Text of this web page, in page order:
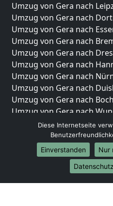
Umzug von Gera nach
Umzug von Gera nach
Umzug von Gera nach
Umzug von Gera nach
Umzug von Gera nach
Umzug von Gera nach
Umzug von Gera nach
Umzug von Gera nach
Umzug von Gera nach
Umzug von Gera nach
Umzug von Gera nach
Umzug von Gera nach
Umzug von Gera nach
Internationale-
Umzug von Gera nach
Diese Internetseite
Einverstanden
Nur